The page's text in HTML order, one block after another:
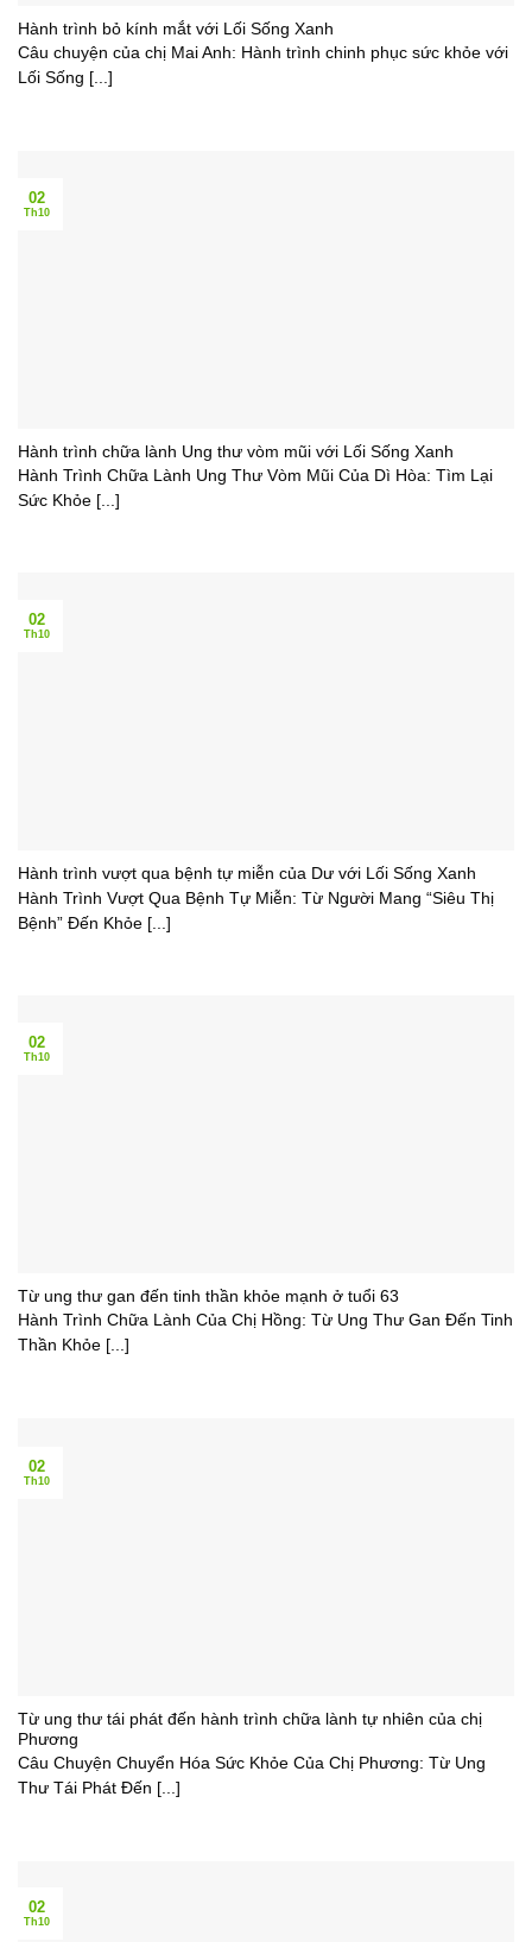
Hành trình bỏ kính mắt với Lối Sống Xanh
Câu chuyện của chị Mai Anh: Hành trình chinh phục sức khỏe với
Lối Sống [...]
Hành trình chữa lành Ung thư vòm mũi với Lối Sống Xanh
Hành Trình Chữa Lành Ung Thư Vòm Mũi Của Dì Hòa: Tìm Lại
Sức Khỏe [...]
02
Th10
Hành trình vượt qua bệnh tự miễn của Dư với Lối Sống Xanh
Hành Trình Vượt Qua Bệnh Tự Miễn: Từ Người Mang “Siêu Thị
Bệnh” Đến Khỏe [...]
02
Th10
Từ ung thư gan đến tinh thần khỏe mạnh ở tuổi 63
Hành Trình Chữa Lành Của Chị Hồng: Từ Ung Thư Gan Đến Tinh
Thần Khỏe [...]
02
Th10
Từ ung thư tái phát đến hành trình chữa lành tự nhiên của chị
Phương
Câu Chuyện Chuyển Hóa Sức Khỏe Của Chị Phương: Từ Ung
Thư Tái Phát Đến [...]
02
Th10
02
Th10